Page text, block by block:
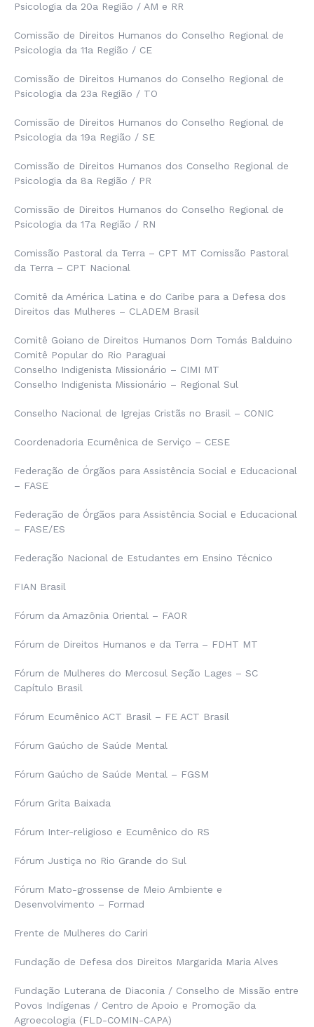
Psicologia da 20a Região / AM e RR
Comissão de Direitos Humanos do Conselho Regional de
Psicologia da 11a Região / CE
Comissão de Direitos Humanos do Conselho Regional de
Psicologia da 23a Região / TO
Comissão de Direitos Humanos do Conselho Regional de
Psicologia da 19a Região / SE
Comissão de Direitos Humanos dos Conselho Regional de
Psicologia da 8a Região / PR
Comissão de Direitos Humanos do Conselho Regional de
Psicologia da 17a Região / RN
Comissão Pastoral da Terra – CPT MT Comissão Pastoral
da Terra – CPT Nacional
Comitê da América Latina e do Caribe para a Defesa dos
Direitos das Mulheres – CLADEM Brasil
Comitê Goiano de Direitos Humanos Dom Tomás Balduino
Comitê Popular do Rio Paraguai
Conselho Indigenista Missionário – CIMI MT
Conselho Indigenista Missionário – Regional Sul
Conselho Nacional de Igrejas Cristãs no Brasil – CONIC
Coordenadoria Ecumênica de Serviço – CESE
Federação de Órgãos para Assistência Social e Educacional
– FASE
Federação de Órgãos para Assistência Social e Educacional
– FASE/ES
Federação Nacional de Estudantes em Ensino Técnico
FIAN Brasil
Fórum da Amazônia Oriental – FAOR
Fórum de Direitos Humanos e da Terra – FDHT MT
Fórum de Mulheres do Mercosul Seção Lages – SC
Capítulo Brasil
Fórum Ecumênico ACT Brasil – FE ACT Brasil
Fórum Gaúcho de Saúde Mental
Fórum Gaúcho de Saúde Mental – FGSM
Fórum Grita Baixada
Fórum Inter-religioso e Ecumênico do RS
Fórum Justiça no Rio Grande do Sul
Fórum Mato-grossense de Meio Ambiente e
Desenvolvimento – Formad
Frente de Mulheres do Cariri
Fundação de Defesa dos Direitos Margarida Maria Alves
Fundação Luterana de Diaconia / Conselho de Missão entre
Povos Indígenas / Centro de Apoio e Promoção da
Agroecologia (FLD-COMIN-CAPA)